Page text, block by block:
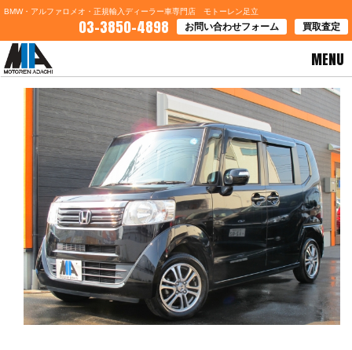
BMW・アルファロメオ・正規輸入ディーラー車専門店 モトーレン足立
03-3850-4898 お問い合わせフォーム 買取査定
MENU
HOME>ブログ一覧